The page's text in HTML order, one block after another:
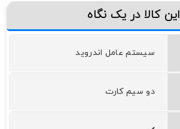
این کالا در یک نگاه
سيستم عامل اندرويد
دو سیم کارت